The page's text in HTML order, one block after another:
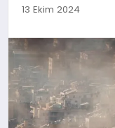
GENEL
EKONOMI
YEREL HABERLER
13 Ekim 2024